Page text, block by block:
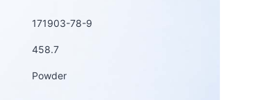
171903-78-9
458.7
Powder